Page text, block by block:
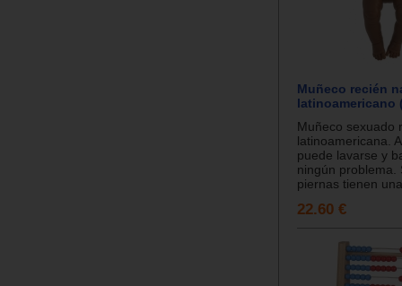
Muñeco recién
latinoamericano
Muñeco sexuado
latinoamericana.
puede lavarse y
ningún problema.
piernas tienen
22.60 €